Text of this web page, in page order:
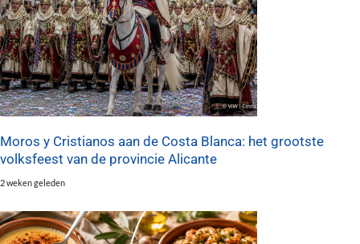
Moros y Cristianos aan de Costa Blanca: het grootste
volksfeest van de provincie Alicante
2 weken geleden